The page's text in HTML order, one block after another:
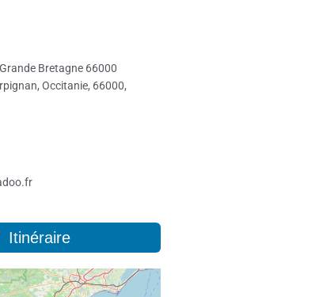
Bretagne 66000
Occitanie, 66000,
Itinéraire